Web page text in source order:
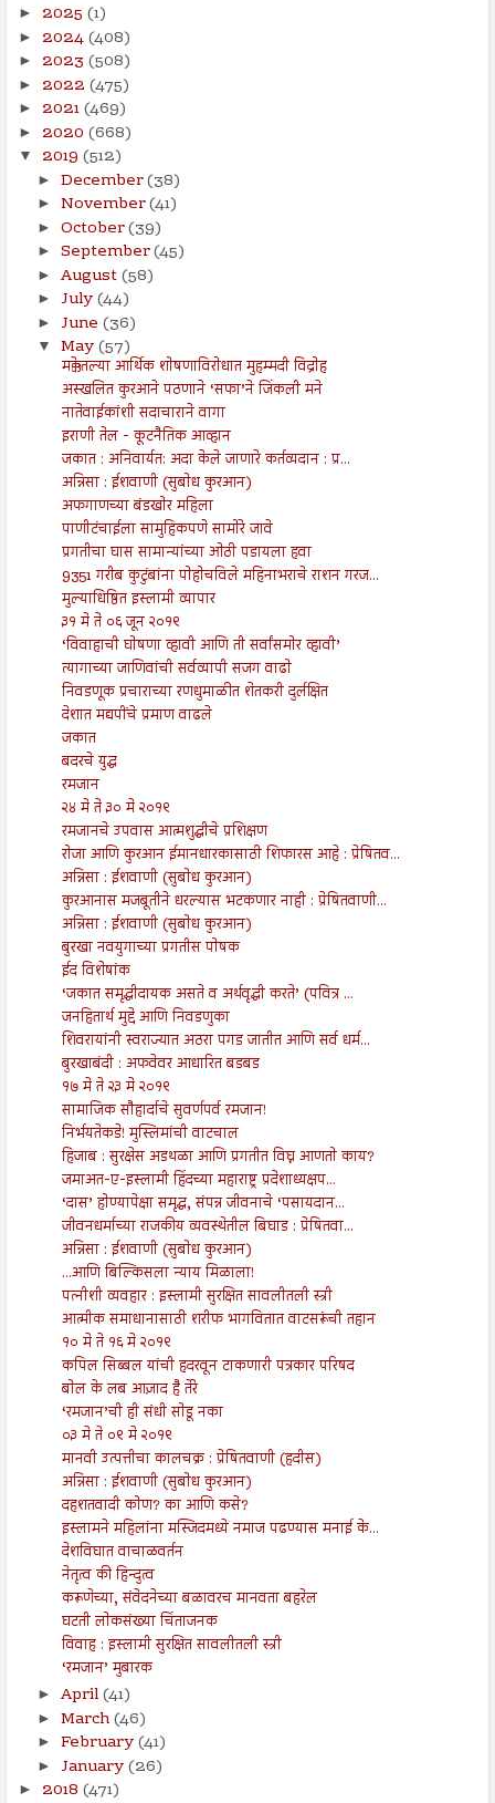
► 2025 (1)
► 2024(408)
► 2023 (508)
► 2022 (475)
► 2021(469)
► 2020 (668)
▼ 2019 (512)
► December(38)
► November(41)
► October(39)
► September(45)
► August(58)
► July(44)
► June (36)
▼ May(57)
मक्केतल्या आर्थिक शोषणाविरोधात मुहम्मदी विद्रोह
अस्खलित कुरआने पठणाने ‘सफा’ने जिंकली मने
नातेवाईकांशी सदाचाराने वागा
इराणी तेल - कूटनैतिक आव्हान
जकात : अनिवार्यत: अदा केले जाणारे कर्तव्यदान : प्र...
अन्निसा : ईशवाणी (सुबोध कुरआन)
अफगाणच्या बंडखोर महिला
पाणीटंचाईला सामुहिकपणे सामोरे जावे
प्रगतीचा घास सामान्यांच्या ओठी पडायला हवा
9351 गरीब कुटुंबांना पोहोचविले महिनाभराचे राशन गरज...
मुल्याधिष्ठित इस्लामी व्यापार
३१ मे ते ०६ जून २०१९
‘विवाहाची घोषणा व्हावी आणि ती सर्वांसमोर व्हावी’
त्यागाच्या जाणिवांची सर्वव्यापी सजग वाढो
निवडणूक प्रचाराच्या रणधुमाळीत शेतकरी दुर्लक्षित
देशात मद्यपींचे प्रमाण वाढले
जकात
बदरचे युद्ध
रमजान
२४ मे ते ३० मे २०१९
रमजानचे उपवास आत्मशुद्धीचे प्रशिक्षण
रोजा आणि कुरआन ईमानधारकासाठी शिफारस आहे : प्रेषितव...
अन्निसा : ईशवाणी (सुबोध कुरआन)
कुरआनास मजबूतीने धरल्यास भटकणार नाही : प्रेषितवाणी...
अन्निसा : ईशवाणी (सुबोध कुरआन)
बुरखा नवयुगाच्या प्रगतीस पोषक
ईद विशेषांक
‘जकात समृद्धीदायक असते व अर्थवृद्धी करते’ (पवित्र ...
जनहितार्थ मुद्दे आणि निवडणुका
शिवरायांनी स्वराज्यात अठरा पगड जातीत आणि सर्व धर्म...
बुरखाबंदी : अफवेवर आधारित बडबड
१७ मे ते २३ मे २०१९
सामाजिक सौहार्दाचे सुवर्णपर्व रमजान!
निर्भयतेकडे! मुस्लिमांची वाटचाल
हिजाब : सुरक्षेस अडथळा आणि प्रगतीत विघ्न आणतो काय?
जमाअत-ए-इस्लामी हिंदच्या महाराष्ट्र प्रदेशाध्यक्षप...
‘दास’ होण्यापेक्षा समृद्ध, संपन्न जीवनाचे ‘पसायदान...
जीवनधर्माच्या राजकीय व्यवस्थेतील बिघाड : प्रेषितवा...
अन्निसा : ईशवाणी (सुबोध कुरआन)
...आणि बिल्किसला न्याय मिळाला!
पत्नीशी व्यवहार : इस्लामी सुरक्षित सावलीतली स्त्री
आत्मीक समाधानासाठी शरीफ भागवितात वाटसरूंची तहान
१० मे ते १६ मे २०१९
कपिल सिब्बल यांची हदरवून टाकणारी पत्रकार परिषद
बोल के लब आज़ाद है तेरे
‘रमजान’ची ही संधी सोडू नका
०३ मे ते ०९ मे २०१९
मानवी उत्पत्तीचा कालचक्र : प्रेषितवाणी (हदीस)
अन्निसा : ईशवाणी (सुबोध कुरआन)
दहशतवादी कोण? का आणि कसे?
इस्लामने महिलांना मस्जिदमध्ये नमाज पढण्यास मनाई के...
देशविघात वाचाळवर्तन
नेतृत्व की हिन्दुत्व
करूणेच्या, संवेदनेच्या बळावरच मानवता बहरेल
घटती लोकसंख्या चिंताजनक
विवाह : इस्लामी सुरक्षित सावलीतली स्त्री
‘रमजान’ मुबारक
► April(41)
► March(46)
► February(41)
► January(26)
► 2018 (471)